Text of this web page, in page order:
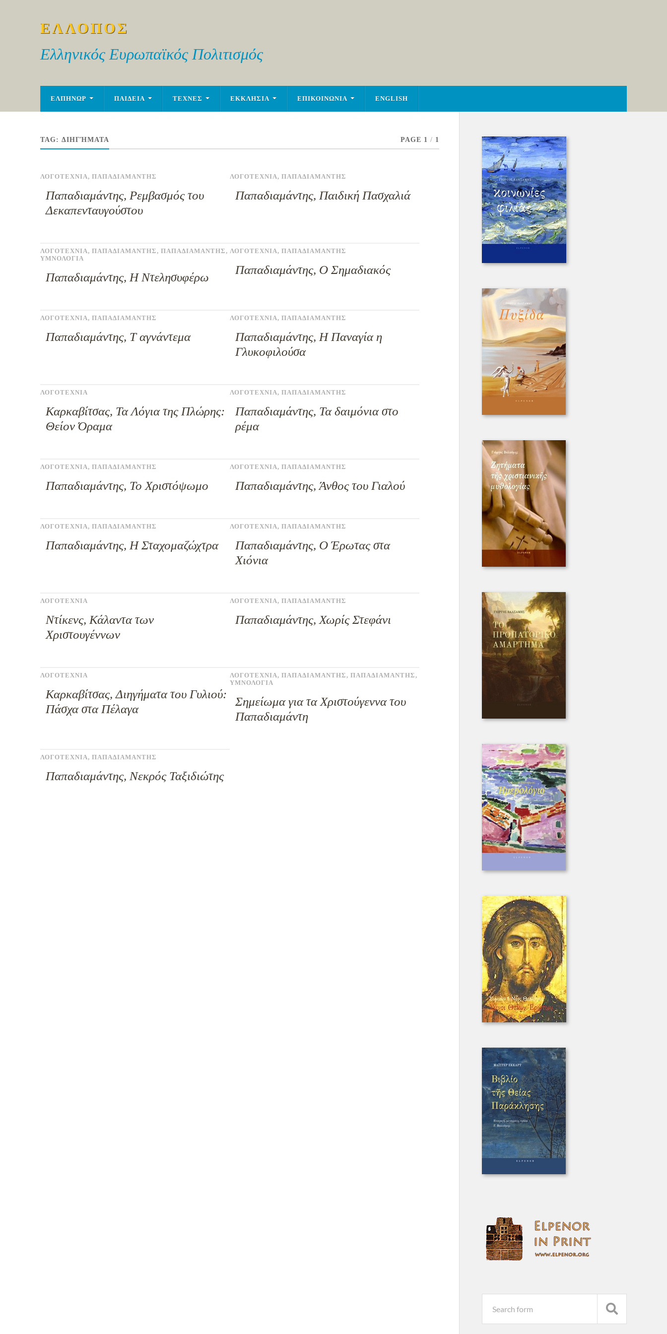
ΕΛΛΟΠΟΣ
Ελληνικός Ευρωπαϊκός Πολιτισμός
ΕΛΠΗΝΩΡ ΠΑΙΔΕΙΑ ΤΕΧΝΕΣ ΕΚΚΛΗΣΙΑ ΕΠΙΚΟΙΝΩΝΙΑ ENGLISH
TAG: ΔΙΗΓΉΜΑΤΑ PAGE 1 / 1
ΛΟΓΟΤΕΧΝΙΑ, ΠΑΠΑΔΙΑΜΑΝΤΗΣ
Παπαδιαμάντης, Ρεμβασμός του
Δεκαπενταυγούστου
ΛΟΓΟΤΕΧΝΙΑ, ΠΑΠΑΔΙΑΜΑΝΤΗΣ
Παπαδιαμάντης, Παιδική Πασχαλιά
ΛΟΓΟΤΕΧΝΙΑ, ΠΑΠΑΔΙΑΜΑΝΤΗΣ, ΠΑΠΑΔΙΑΜΑΝΤΗΣ,
ΥΜΝΟΛΟΓΙΑ
Παπαδιαμάντης, Η Ντελησυφέρω
ΛΟΓΟΤΕΧΝΙΑ, ΠΑΠΑΔΙΑΜΑΝΤΗΣ
Παπαδιαμάντης, Ο Σημαδιακός
ΛΟΓΟΤΕΧΝΙΑ, ΠΑΠΑΔΙΑΜΑΝΤΗΣ
Παπαδιαμάντης, Τ αγνάντεμα
ΛΟΓΟΤΕΧΝΙΑ, ΠΑΠΑΔΙΑΜΑΝΤΗΣ
Παπαδιαμάντης, Η Παναγία η
Γλυκοφιλούσα
ΛΟΓΟΤΕΧΝΙΑ
Καρκαβίτσας, Τα Λόγια της Πλώρης:
Θείον Όραμα
ΛΟΓΟΤΕΧΝΙΑ, ΠΑΠΑΔΙΑΜΑΝΤΗΣ
Παπαδιαμάντης, Τα δαιμόνια στο
ρέμα
ΛΟΓΟΤΕΧΝΙΑ, ΠΑΠΑΔΙΑΜΑΝΤΗΣ
Παπαδιαμάντης, Το Χριστόψωμο
ΛΟΓΟΤΕΧΝΙΑ, ΠΑΠΑΔΙΑΜΑΝΤΗΣ
Παπαδιαμάντης, Άνθος του Γιαλού
ΛΟΓΟΤΕΧΝΙΑ, ΠΑΠΑΔΙΑΜΑΝΤΗΣ
Παπαδιαμάντης, Η Σταχομαζώχτρα
ΛΟΓΟΤΕΧΝΙΑ, ΠΑΠΑΔΙΑΜΑΝΤΗΣ
Παπαδιαμάντης, Ο Έρωτας στα
Χιόνια
ΛΟΓΟΤΕΧΝΙΑ
Ντίκενς, Κάλαντα των
Χριστουγέννων
ΛΟΓΟΤΕΧΝΙΑ, ΠΑΠΑΔΙΑΜΑΝΤΗΣ
Παπαδιαμάντης, Χωρίς Στεφάνι
ΛΟΓΟΤΕΧΝΙΑ
Καρκαβίτσας, Διηγήματα του Γυλιού:
Πάσχα στα Πέλαγα
ΛΟΓΟΤΕΧΝΙΑ, ΠΑΠΑΔΙΑΜΑΝΤΗΣ, ΠΑΠΑΔΙΑΜΑΝΤΗΣ,
ΥΜΝΟΛΟΓΙΑ
Σημείωμα για τα Χριστούγεννα του
Παπαδιαμάντη
ΛΟΓΟΤΕΧΝΙΑ, ΠΑΠΑΔΙΑΜΑΝΤΗΣ
Παπαδιαμάντης, Νεκρός Ταξιδιώτης